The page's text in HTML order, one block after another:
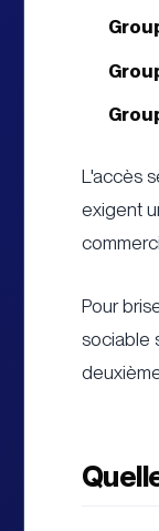
L'accès
exigent
Pour
sociable